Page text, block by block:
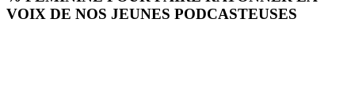
VOIX DE NOS JEUNES PODCASTEUSES